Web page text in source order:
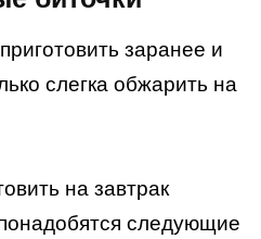
заранее и
слегка обжарить на
на завтрак
следующие